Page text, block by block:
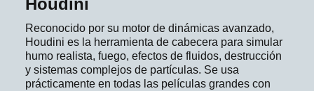
Houdini
Reconocido por su motor de dinámicas avanzado,
Houdini es la herramienta de cabecera para simular
humo realista, fuego, efectos de fluidos, destrucción
y sistemas complejos de partículas. Se usa
prácticamente en todas las películas grandes con